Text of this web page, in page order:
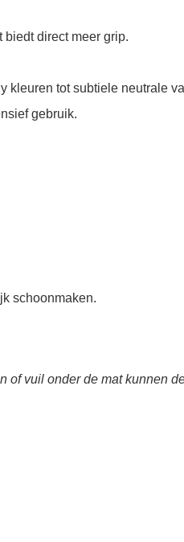
direct meer grip.
kleuren tot subtiele neutrale
gebruik.
schoonmaken.
of vuil onder de mat kunnen